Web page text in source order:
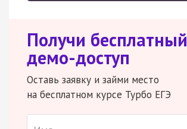
Получи бесплатный
демо-доступ
Оставь заявку и займи место
на бесплатном курсе Турбо ЕГЭ